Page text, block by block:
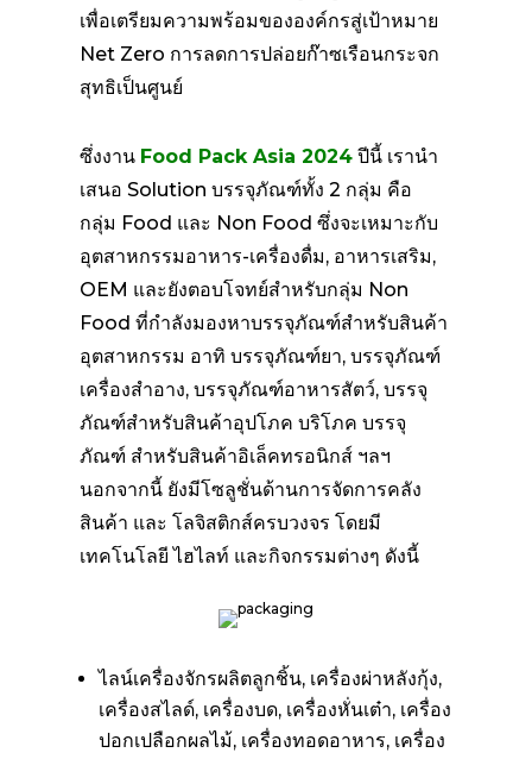
เพื่อเตรียมความพร้อมขององค์กรสู่เป้าหมาย
Net Zero การลดการปล่อยก๊าซเรือนกระจก
สุทธิเป็นศูนย์
ซึ่งงาน Food Pack Asia 2024 ปีนี้ เรานำ
เสนอ Solution บรรจุภัณฑ์ทั้ง 2 กลุ่ม คือ
กลุ่ม Food และ Non Food ซึ่งจะเหมาะกับ
อุตสาหกรรมอาหาร-เครื่องดื่ม, อาหารเสริม,
OEM และยังตอบโจทย์สำหรับกลุ่ม Non
Food ที่กำลังมองหาบรรจุภัณฑ์สำหรับสินค้า
อุตสาหกรรม อาทิ บรรจุภัณฑ์ยา, บรรจุภัณฑ์
เครื่องสำอาง, บรรจุภัณฑ์อาหารสัตว์, บรรจุ
ภัณฑ์สำหรับสินค้าอุปโภค บริโภค บรรจุ
ภัณฑ์ สำหรับสินค้าอิเล็คทรอนิกส์ ฯลฯ
นอกจากนี้ ยังมีโซลูชั่นด้านการจัดการคลัง
สินค้า และ โลจิสติกส์ครบวงจร โดยมี
เทคโนโลยี ไฮไลท์ และกิจกรรมต่างๆ ดังนี้
ไลน์เครื่องจักรผลิตลูกชิ้น, เครื่องผ่าหลังกุ้ง,
เครื่องสไลด์, เครื่องบด, เครื่องหั่นเต๋า, เครื่อง
ปอกเปลือกผลไม้, เครื่องทอดอาหาร, เครื่อง